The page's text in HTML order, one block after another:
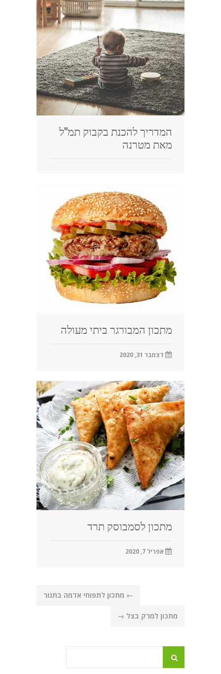
המדריך להכנת בקבוק תמ"ל
מאת מטרנה
מתכון המבורגר ביתי מעולה
דצמבר 31, 2020
מתכון לסמבוסק תרד
אפריל 7, 2020
navigation
← מתכון לתפוחי אדמה בתנור
מתכון למרק בצל →